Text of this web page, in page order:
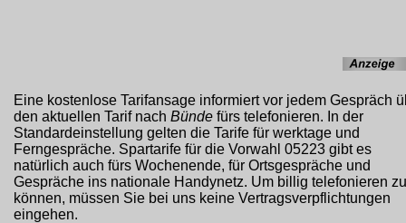
Eine kostenlose Tarifansage informiert vor jedem Gespräch
den aktuellen Tarif nach Bünde fürs telefonieren. In der
Standardeinstellung gelten die Tarife für werktage und
Ferngespräche. Spartarife für die Vorwahl 05223 gibt es
natürlich auch fürs Wochenende, für Ortsgespräche und
Gespräche ins nationale Handynetz. Um billig telefonieren zu
können, müssen Sie bei uns keine Vertragsverpflichtungen
eingehen.